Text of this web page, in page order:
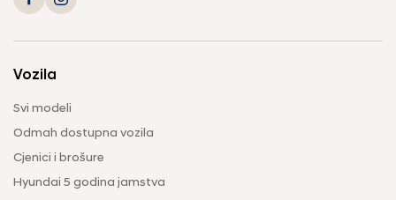
Vozila
Svi modeli
Odmah dostupna vozila
Cjenici i brošure
Hyundai 5 godina jamstva